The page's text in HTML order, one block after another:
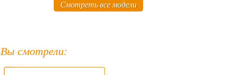
Смотреть все модели
Вы смотрели: